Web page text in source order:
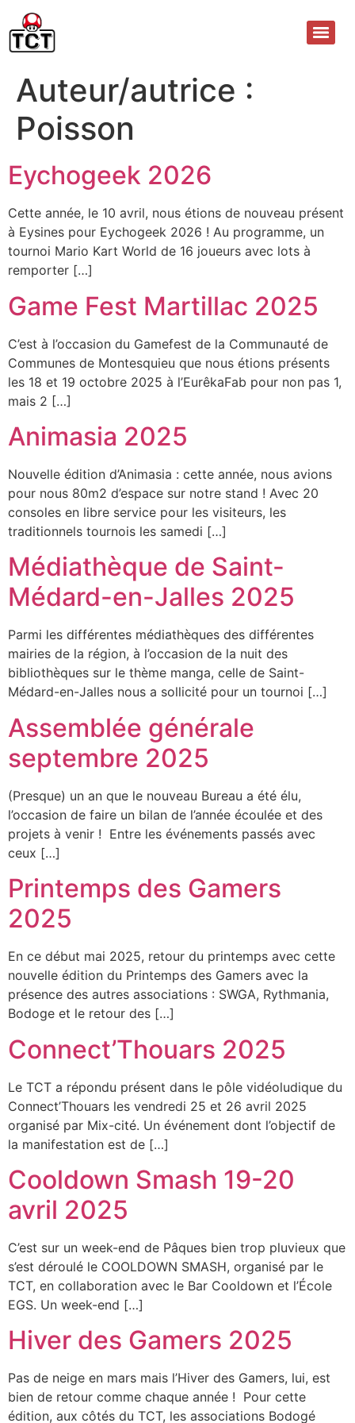
Auteur/autrice :
Poisson
Eychogeek 2026
Cette année, le 10 avril, nous étions de nouveau présent
à Eysines pour Eychogeek 2026 ! Au programme, un
tournoi Mario Kart World de 16 joueurs avec lots à
remporter […]
Game Fest Martillac 2025
C’est à l’occasion du Gamefest de la Communauté de
Communes de Montesquieu que nous étions présents
les 18 et 19 octobre 2025 à l’EurêkaFab pour non pas 1,
mais 2 […]
Animasia 2025
Nouvelle édition d’Animasia : cette année, nous avions
pour nous 80m2 d’espace sur notre stand ! Avec 20
consoles en libre service pour les visiteurs, les
traditionnels tournois les samedi […]
Médiathèque de Saint-
Médard-en-Jalles 2025
Parmi les différentes médiathèques des différentes
mairies de la région, à l’occasion de la nuit des
bibliothèques sur le thème manga, celle de Saint-
Médard-en-Jalles nous a sollicité pour un tournoi […]
Assemblée générale
septembre 2025
(Presque) un an que le nouveau Bureau a été élu,
l’occasion de faire un bilan de l’année écoulée et des
projets à venir ! Entre les événements passés avec
ceux […]
Printemps des Gamers
2025
En ce début mai 2025, retour du printemps avec cette
nouvelle édition du Printemps des Gamers avec la
présence des autres associations : SWGA, Rythmania,
Bodoge et le retour des […]
Connect’Thouars 2025
Le TCT a répondu présent dans le pôle vidéoludique du
Connect’Thouars les vendredi 25 et 26 avril 2025
organisé par Mix-cité. Un événement dont l’objectif de
la manifestation est de […]
Cooldown Smash 19-20
avril 2025
C’est sur un week-end de Pâques bien trop pluvieux que
s’est déroulé le COOLDOWN SMASH, organisé par le
TCT, en collaboration avec le Bar Cooldown et l’École
EGS. Un week-end […]
Hiver des Gamers 2025
Pas de neige en mars mais l’Hiver des Gamers, lui, est
bien de retour comme chaque année ! Pour cette
édition, aux côtés du TCT, les associations Bodogé